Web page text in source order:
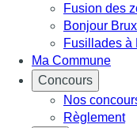
Fusion des
Bonjour
Fusillades à
Ma Commune
Concours
Nos
Règlement